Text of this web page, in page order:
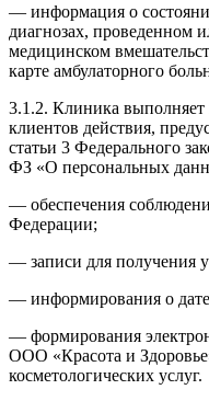
— информация о
диагнозах, проведенном
медицинском
карте амбулаторного
3.1.2. Клиника
клиентов действия,
статьи 3
ФЗ «О персональных
— обеспечения
Федерации;
— записи для получения
— информирования о
— формирования
ООО «Красота и
косметологических услуг.